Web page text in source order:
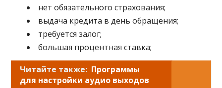
нет обязательного страхования;
выдача кредита в день обращения;
требуется залог;
большая процентная ставка;
Читайте также: Программы
для настройки аудио выходов